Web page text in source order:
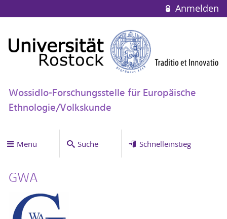
Anmelden
Wossidlo-Forschungsstelle für Europäische
Ethnologie/Volkskunde
Menü Suche Schnelleinstieg
GWA